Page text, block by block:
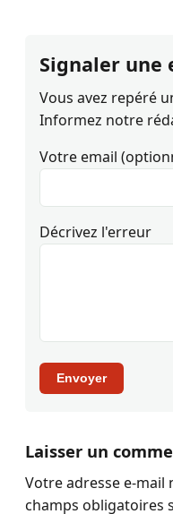
Signaler une
Vous avez repéré
Informez notre
Votre email
Décrivez l'erreur
Envoyer
Laisser un
Votre adresse e-mail
champs obligatoires